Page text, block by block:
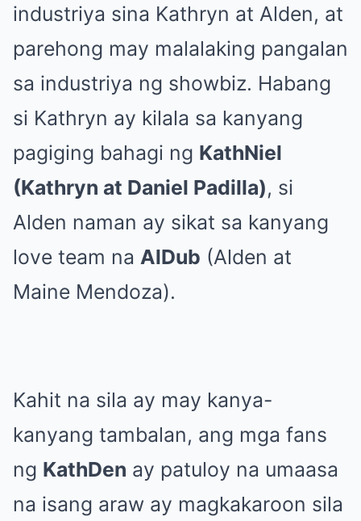
industriya sina Kathryn at Alden, at
parehong may malalaking pangalan
sa industriya ng showbiz. Habang
si Kathryn ay kilala sa kanyang
pagiging bahagi ng KathNiel
(Kathryn at Daniel Padilla), si
Alden naman ay sikat sa kanyang
love team na AlDub (Alden at
Maine Mendoza).
Kahit na sila ay may kanya-
kanyang tambalan, ang mga fans
ng KathDen ay patuloy na umaasa
na isang araw ay magkakaroon sila